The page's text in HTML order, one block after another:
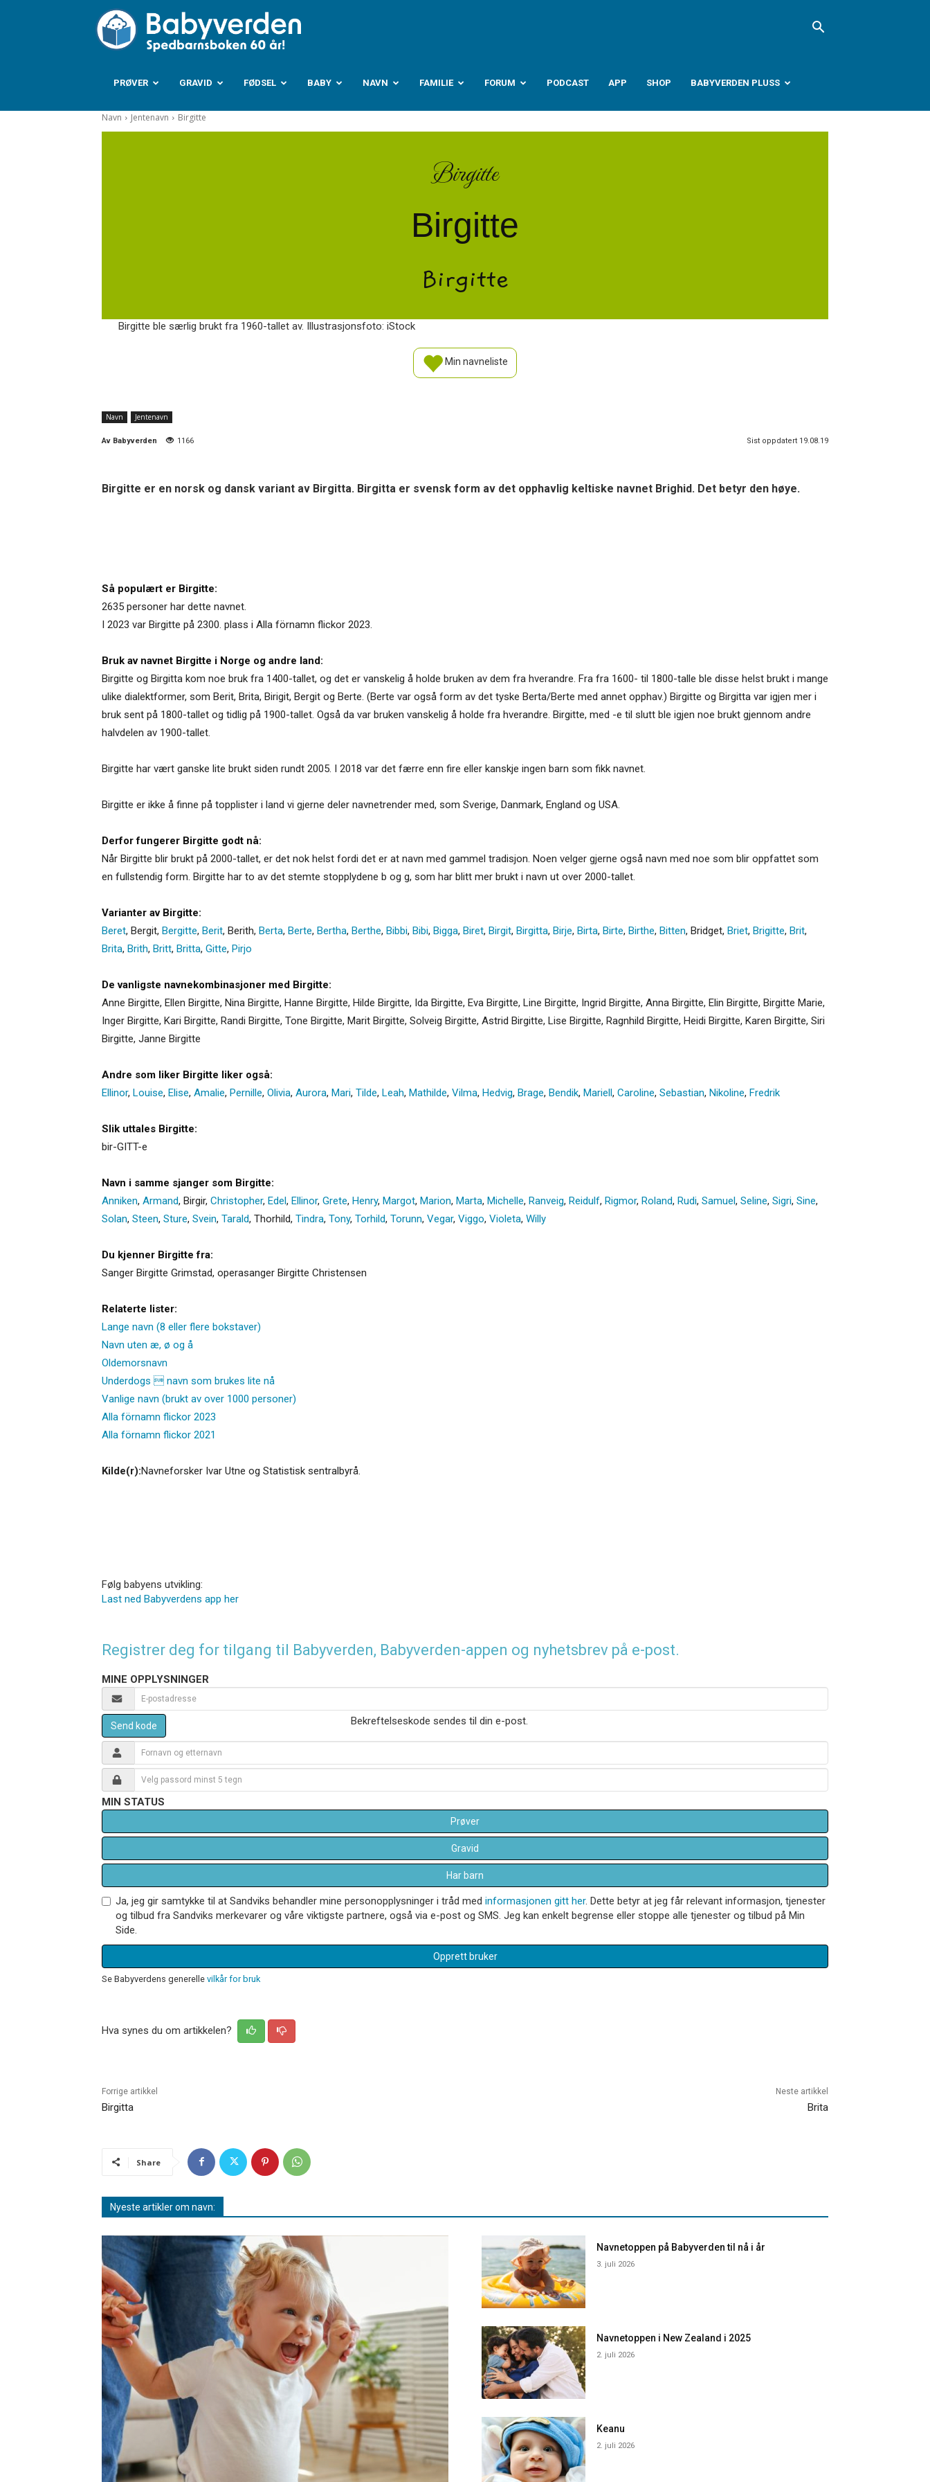
Babyverden.no
PRØVER GRAVID FØDSEL BABY NAVN FAMILIE FORUM PODCAST APP SHOP BABYVERDEN PLUSS
Navn Jentenavn Birgitte
Birgitte
Birgitte
Birgitte
Birgitte ble særlig brukt fra 1960-tallet av. Illustrasjonsfoto: iStock
Min navneliste
Navn Jentenavn
Av Babyverden 1166 Sist oppdatert 19.08.19
Birgitte er en norsk og dansk variant av Birgitta. Birgitta er svensk form av det opphavlig keltiske navnet Brighid. Det betyr den høye.
Så populært er Birgitte:
2635 personer har dette navnet.
I 2023 var Birgitte på 2300. plass i Alla förnamn flickor 2023.
Bruk av navnet Birgitte i Norge og andre land:
Birgitte og Birgitta kom noe bruk fra 1400-tallet, og det er vanskelig å holde bruken av dem fra hverandre. Fra fra 1600- til 1800-talle ble disse helst brukt i mange
ulike dialektformer, som Berit, Brita, Birigit, Bergit og Berte. (Berte var også form av det tyske Berta/Berte med annet opphav.) Birgitte og Birgitta var igjen mer i
bruk sent på 1800-tallet og tidlig på 1900-tallet. Også da var bruken vanskelig å holde fra hverandre. Birgitte, med -e til slutt ble igjen noe brukt gjennom andre
halvdelen av 1900-tallet.
Birgitte har vært ganske lite brukt siden rundt 2005. I 2018 var det færre enn fire eller kanskje ingen barn som fikk navnet.
Birgitte er ikke å finne på topplister i land vi gjerne deler navnetrender med, som Sverige, Danmark, England og USA.
Derfor fungerer Birgitte godt nå:
Når Birgitte blir brukt på 2000-tallet, er det nok helst fordi det er at navn med gammel tradisjon. Noen velger gjerne også navn med noe som blir oppfattet som
en fullstendig form. Birgitte har to av det stemte stopplydene b og g, som har blitt mer brukt i navn ut over 2000-tallet.
Varianter av Birgitte:
Beret, Bergit, Bergitte, Berit, Berith, Berta, Berte, Bertha, Berthe, Bibbi, Bibi, Bigga, Biret, Birgit, Birgitta, Birje, Birta, Birte, Birthe, Bitten, Bridget, Briet, Brigitte, Brit,
Brita, Brith, Britt, Britta, Gitte, Pirjo
De vanligste navnekombinasjoner med Birgitte:
Anne Birgitte, Ellen Birgitte, Nina Birgitte, Hanne Birgitte, Hilde Birgitte, Ida Birgitte, Eva Birgitte, Line Birgitte, Ingrid Birgitte, Anna Birgitte, Elin Birgitte, Birgitte Marie,
Inger Birgitte, Kari Birgitte, Randi Birgitte, Tone Birgitte, Marit Birgitte, Solveig Birgitte, Astrid Birgitte, Lise Birgitte, Ragnhild Birgitte, Heidi Birgitte, Karen Birgitte, Siri
Birgitte, Janne Birgitte
Andre som liker Birgitte liker også:
Ellinor, Louise, Elise, Amalie, Pernille, Olivia, Aurora, Mari, Tilde, Leah, Mathilde, Vilma, Hedvig, Brage, Bendik, Mariell, Caroline, Sebastian, Nikoline, Fredrik
Slik uttales Birgitte:
bir-GITT-e
Navn i samme sjanger som Birgitte:
Anniken, Armand, Birgir, Christopher, Edel, Ellinor, Grete, Henry, Margot, Marion, Marta, Michelle, Ranveig, Reidulf, Rigmor, Roland, Rudi, Samuel, Seline, Sigri, Sine,
Solan, Steen, Sture, Svein, Tarald, Thorhild, Tindra, Tony, Torhild, Torunn, Vegar, Viggo, Violeta, Willy
Du kjenner Birgitte fra:
Sanger Birgitte Grimstad, operasanger Birgitte Christensen
Relaterte lister:
Lange navn (8 eller flere bokstaver)
Navn uten æ, ø og å
Oldemorsnavn
Underdogs  navn som brukes lite nå
Vanlige navn (brukt av over 1000 personer)
Alla förnamn flickor 2023
Alla förnamn flickor 2021
Kilde(r):Navneforsker Ivar Utne og Statistisk sentralbyrå.
Følg babyens utvikling:
Last ned Babyverdens app her
Registrer deg for tilgang til Babyverden, Babyverden-appen og nyhetsbrev på e-post.
MINE OPPLYSNINGER
Send kode Bekreftelseskode sendes til din e-post.
MIN STATUS
Prøver
Gravid
Har barn
Ja, jeg gir samtykke til at Sandviks behandler mine personopplysninger i tråd med informasjonen gitt her. Dette betyr at jeg får relevant informasjon, tjenester
og tilbud fra Sandviks merkevarer og våre viktigste partnere, også via e-post og SMS. Jeg kan enkelt begrense eller stoppe alle tjenester og tilbud på Min
Side.
Opprett bruker
Se Babyverdens generelle vilkår for bruk
Hva synes du om artikkelen?
Forrige artikkel
Birgitta
Neste artikkel
Brita
Share
Nyeste artikler om navn:
Navnetoppen på Babyverden til nå i år
3. juli 2026
Navnetoppen i New Zealand i 2025
2. juli 2026
Keanu
2. juli 2026